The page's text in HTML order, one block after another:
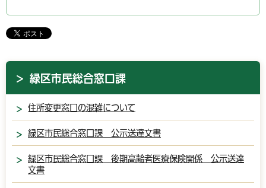
緑区市民総合窓口課
住所変更窓口の混雑について
緑区市民総合窓口課 公示送達文書
緑区市民総合窓口課 後期高齢者医療保険関係 公示送達
文書